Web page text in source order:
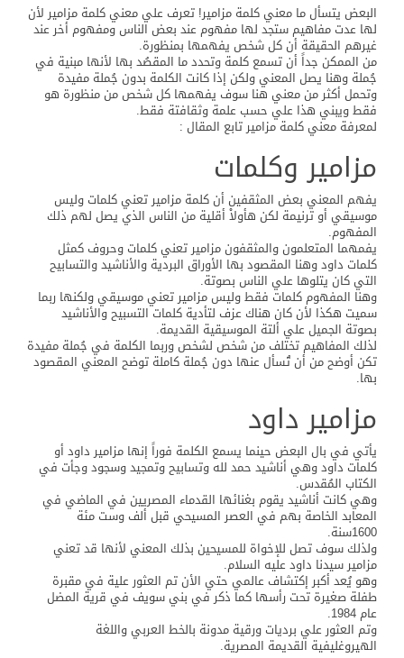
البعض يتسأل ما معني كلمة مزامير! تعرف علي معني كلمة مزامير لأن
لها عدت مفاهيم ستجد لها مفهوم عند بعض الناس ومفهوم أخر عند
غيرهم الحقيقة أن كل شخص يفهمها بمنظورة.
من الممكن جداً أن تسمع كلمة وتحدد ما المقصُد بها لأنها مبنية في
جُملة وهنا يصل المعني ولكن إذا كانت الكلمة بدون جُملة مفيدة
وتحمل أكثر من معني هنا سوف يفهمها كل شخص من منظورة هو
فقط ويبني هذا علي حسب علمة وثقافتة فقط.
لمعرفة معني كلمة مزامير تابع المقال :
مزامير وكلمات
يفهم المعني بعض المثقفين أن كلمة مزامير تعني كلمات وليس
موسيقي أو ترنيمة لكن هأولاْ أقلية من الناس الذي يصل لهم ذلك
المفهوم.
يفمهما المتعلمون والمثقفون مزامير تعني كلمات وحروف كمثل
كلمات داود وهنا المقصود بها الأوراق البردية والأناشيد والتسابيح
التي كان يتلوها علي الناس بصوتة.
وهنا المفهوم كلمات فقط وليس مزامير تعني موسيقي ولكنها ربما
سميت هكذا لأن كان هناك عزف لتأدية كلمات التسبيح والأناشيد
بصوتة الجميل علي ألتة الموسيقية القديمة.
لذلك المفاهيم تختلف من شخص لشخص وربما الكلمة في جُملة مفيدة
تكن أوضح من أن تُسأل عنها دون جُملة كاملة توضح المعني المقصود
بها.
مزامير داود
يأتي في بال البعض حينما يسمع الكلمة فوراً إنها مزامير داود أو
كلمات داود وهي أناشيد حمد لله وتسابيح وتمجيد وسجود وجأت في
الكتاب المُقدس.
وهي كانت أناشيد يقوم بغنائها القدماء المصريين في الماضي في
المعابد الخاصة بهم في العصر المسيحي قبل ألف وست مئة
1600سنة.
ولذلك سوف تصل للإخواة للمسيحين بذلك المعني لأنها قد تعني
مزامير سيدنا داود عليه السلام.
وهو يُعد أكبر إكتشاف عالمي حتي الأن تم العثور علية في مقبرة
طفلة صغيرة تحت رأسها كما ذكر في بني سويف في قرية المضل
عام 1984.
وتم العثور علي برديات ورقية مدونة بالخط العربي واللغة
الهيروغليفية القديمة المصرية.